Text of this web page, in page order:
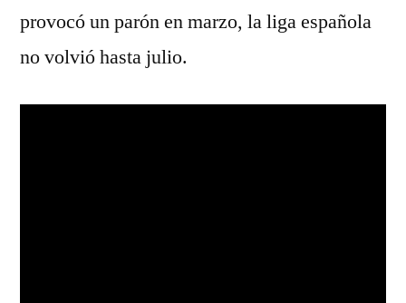
provocó un parón en marzo, la liga española
no volvió hasta julio.